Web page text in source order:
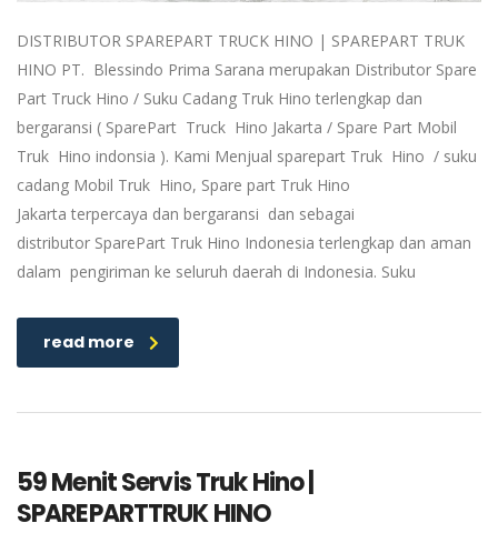
DISTRIBUTOR SPAREPART TRUCK HINO | SPAREPART TRUK
HINO PT. Blessindo Prima Sarana merupakan Distributor Spare
Part Truck Hino / Suku Cadang Truk Hino terlengkap dan
bergaransi ( SparePart Truck Hino Jakarta / Spare Part Mobil
Truk Hino indonsia ). Kami Menjual sparepart Truk Hino / suku
cadang Mobil Truk Hino, Spare part Truk Hino
Jakarta terpercaya dan bergaransi dan sebagai
distributor SparePart Truk Hino Indonesia terlengkap dan aman
dalam pengiriman ke seluruh daerah di Indonesia. Suku
read more
59 Menit Servis Truk Hino |
SPAREPARTTRUK HINO